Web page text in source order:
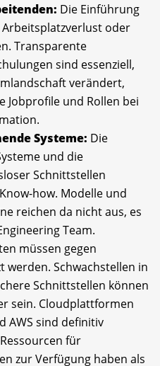
Die Einführung
oder
Transparente
sind essenziell,
verändert,
Jobprofile und Rollen bei
Systeme: Die
und die
Schnittstellen
how. Modelle und
reichen da nicht aus, es
Team.
müssen gegen
werden. Schwachstellen in
Schnittstellen können
sein. Cloudplattformen
AWS sind definitiv
für
zur Verfügung haben als